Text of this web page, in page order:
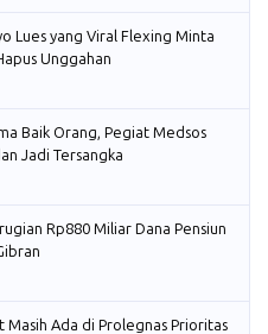
Lues yang Viral Flexing Minta
Unggahan
Baik Orang, Pegiat Medsos
Jadi Tersangka
Rp880 Miliar Dana Pensiun
Masih Ada di Prolegnas Prioritas